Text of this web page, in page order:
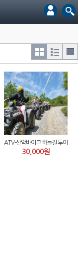
ATV-산악바이크 하늘길 투어
30,000원